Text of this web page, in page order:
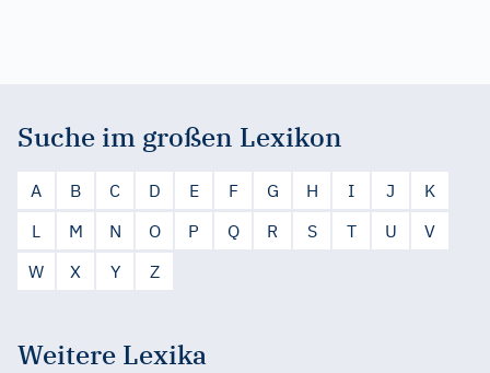
Suche im großen Lexikon
A B C D E F G H I J
K
L
M N O P Q R S T U
V
W
X Y Z
Weitere Lexika